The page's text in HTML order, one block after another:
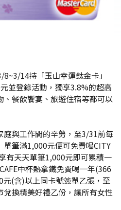
14持「玉山幸運鈦金卡」
並登錄活動，獨享3.8%的超高
餐飲饗宴、旅遊住宿等都可以
庭與工作間的辛勞，至3/31前每
筆滿1,000元便可免費喝CITY
有天天單筆1,000元即可累積一
中杯熱拿鐵免費喝一年(366
(含)以上同卡號簽單乙張，至
換精美好禮乙份，讓所有女性